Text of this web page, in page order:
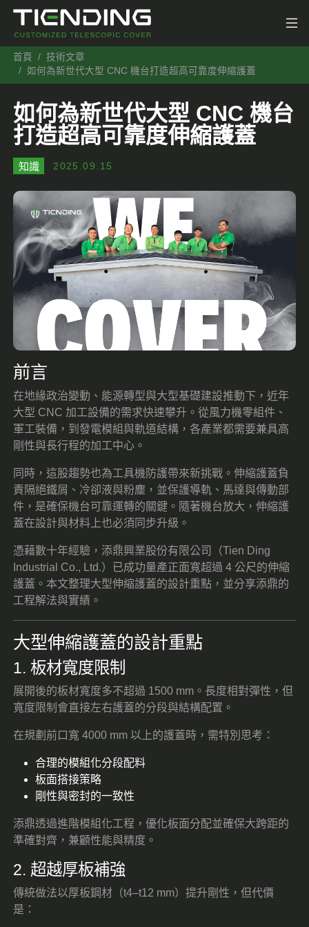
首頁
技術文章
如何為新世代大型 CNC 機台打造超高可靠度伸縮護蓋
如何為新世代大型 CNC 機台
打造超高可靠度伸縮護蓋
2025.09.15
知識
前言
在地緣政治變動、能源轉型與大型基礎建設推動下，近年
大型 CNC 加工設備的需求快速攀升。從風力機零組件、
軍工裝備，到發電模組與軌道結構，各產業都需要兼具高
剛性與長行程的加工中心。
同時，這股趨勢也為工具機防護帶來新挑戰。伸縮護蓋負
責隔絕鐵屑、冷卻液與粉塵，並保護導軌、馬達與傳動部
件，是確保機台可靠運轉的關鍵。隨著機台放大，伸縮護
蓋在設計與材料上也必須同步升級。
憑藉數十年經驗，添鼎興業股份有限公司（Tien Ding
Industrial Co., Ltd.）已成功量產正面寬超過 4 公尺的伸縮
護蓋。本文整理大型伸縮護蓋的設計重點，並分享添鼎的
工程解法與實績。
大型伸縮護蓋的設計重點
1. 板材寬度限制
展開後的板材寬度多不超過 1500 mm。長度相對彈性，但
寬度限制會直接左右護蓋的分段與結構配置。
在規劃前口寬 4000 mm 以上的護蓋時，需特別思考：
合理的模組化分段配料
板面搭接策略
剛性與密封的一致性
添鼎透過進階模組化工程，優化板面分配並確保大跨距的
準確對齊，兼顧性能與精度。
2. 超越厚板補強
傳統做法以厚板鋼材（t4–t12 mm）提升剛性，但代價
是：